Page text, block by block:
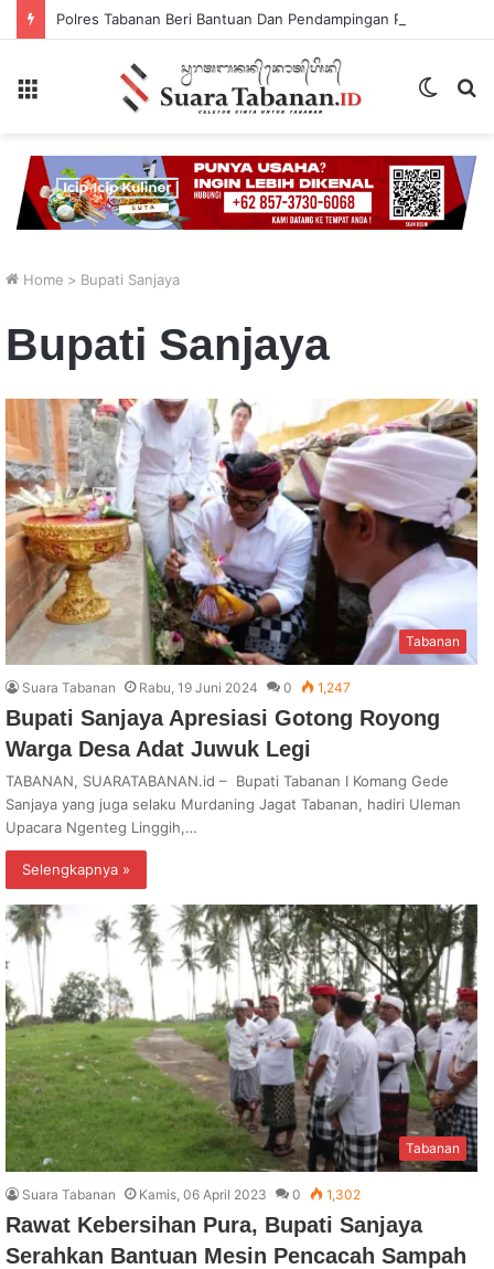
Switch
Home > Bupati Sanjaya
Bupati Sanjaya
Tabanan
Suara Tabanan Rabu, 19 Juni 2024 0 1,247
Bupati Sanjaya Apresiasi Gotong Royong
Warga Desa Adat Juwuk Legi
TABANAN, SUARATABANAN.id – Bupati Tabanan I Komang Gede
Sanjaya yang juga selaku Murdaning Jagat Tabanan, hadiri Uleman
Upacara Ngenteg Linggih,…
Selengkapnya »
Tabanan
Suara Tabanan Kamis, 06 April 2023 0 1,302
Rawat Kebersihan Pura, Bupati Sanjaya
Serahkan Bantuan Mesin Pencacah Sampah